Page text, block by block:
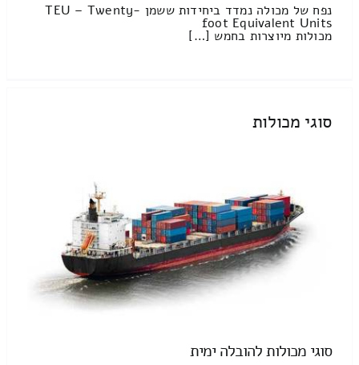
נפח של מכולה נמדד ביחידות ששמן TEU – Twenty-
foot Equivalent Units
מכולות מיוצרות בחמש […]
סוגי מכולות
סוגי מכולות להובלה ימית